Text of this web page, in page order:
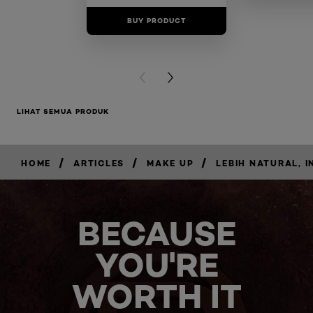
BUY PRODUCT
PREVIOUS CARD
NEXT CARD
LIHAT SEMUA PRODUK
HOME / ARTICLES / MAKE UP / LEBIH NATURAL,
BECAUSE
YOU'RE
WORTH IT